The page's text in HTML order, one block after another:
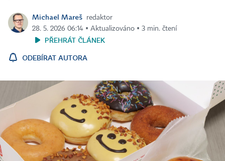
Michael Mareš
redaktor
28. 5. 2026 06:14 ▪ Aktualizováno ▪ 3 min. čtení
PŘEHRÁT ČLÁNEK
ODEBÍRAT AUTORA